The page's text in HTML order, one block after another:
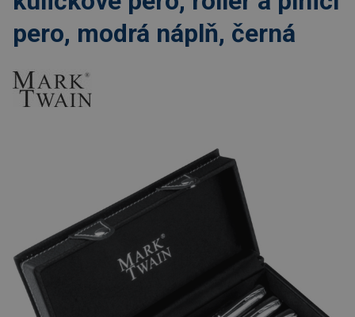
pero, modrá náplň, černá